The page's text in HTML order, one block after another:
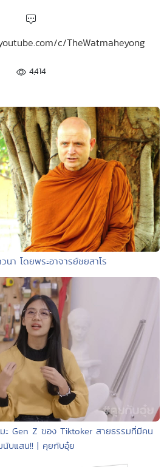
c/TheWatmaheyong
4,414
นา โดยพระอาจารย์ชยสาโร
ะ Gen Z ของ Tiktoker สายธรรมที่มีคน
นับแสน!! | คุยกับอุ๋ย